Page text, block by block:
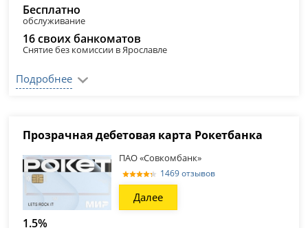
Бесплатно
обслуживание
16 своих банкоматов
Снятие без комиссии в Ярославле
Подробнее
Прозрачная дебетовая карта Рокетбанка
ПАО «Совкомбанк»
1469 отзывов
Далее
1.5%